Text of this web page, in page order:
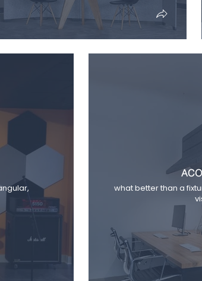
what better than a